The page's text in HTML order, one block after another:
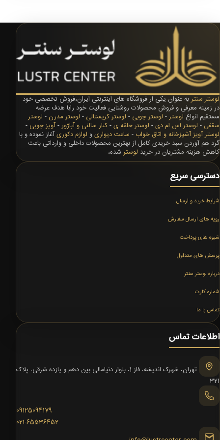
لوستر سنتربه عنوان یکی ار فروشگاه های اینترنتی ایران،فروش تخصصی خود
در زمینه معرفی و فروش محصولات روشنایی فعالیت خود رابا هدف عرضه
مستقیم انواع لوستر- لوستر چوبی - لوستر کریستالی - لوستر مدرن - لوستر
سقفی - لوستر اس ام دی- لوستر حلقه ی-کنار سالنی و آباژور-آویز چوبی -
لوستر آویز آشپزخانه و اتاق خواب - ساعت دیواریو لوازم دکوریآغاز نموده و با
گرد هم آوردن سبد خریدی کامل از بهترین محصولات داخلی و وارداتی باعث
کاهش هزینه مشتریان در خرید لوستر شده،
دسترسی سریع
شرایط خرید و ارسال
رویه های ارسال سفارش
شیوه های پرداخت
پرسش های متداول
درباره لوستر سنتر
شماره کارت
تماس با ما
اطلاعات تماس
تهران، شهرک اندیشه، فاز 1، بلوار دنیامالی بین دهم و یازده شرقی، پلاک
321
09125094179
021-65536452